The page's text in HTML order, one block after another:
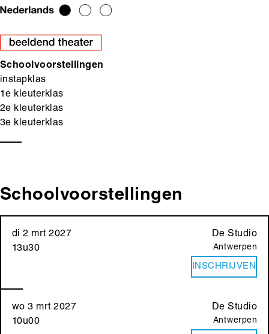
Schoolvoorstellingen
instapklas
1e kleuterklas
2e kleuterklas
3e kleuterklas
Schoolvoorstellingen
di 2 mrt 2027
13u30
De Studio
Antwerpen
INSCHRIJVEN
wo 3 mrt 2027
10u00
De Studio
Antwerpen